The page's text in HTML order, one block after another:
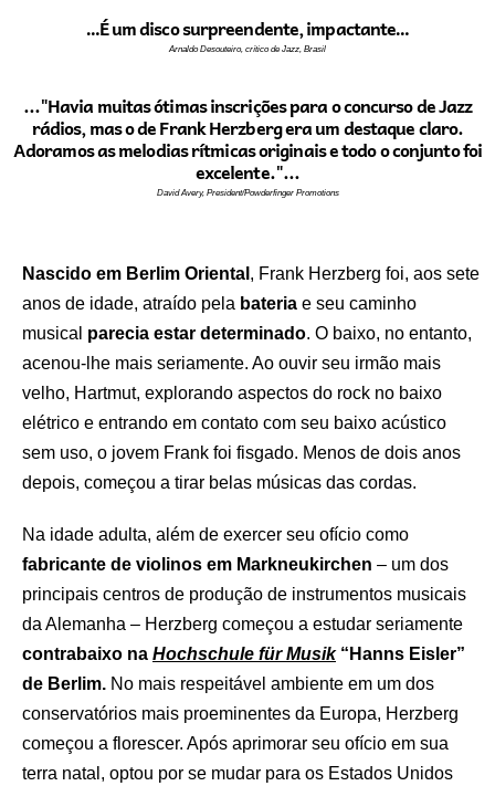
…É um disco surpreendente, impactante…
Arnaldo Desouteiro, crítico de Jazz, Brasil
..."Havia muitas ótimas inscrições para o concurso de Jazz
rádios, mas o de Frank Herzberg era um destaque claro.
Adoramos as melodias rítmicas originais e todo o conjunto foi
excelente."...
David Avery, President/Powderfinger Promotions
Nascido em Berlim Oriental , Frank Herzberg foi, aos sete
anos de idade, atraído pela bateria e seu caminho
musical parecia estar determinado. O baixo, no entanto,
acenou-lhe mais seriamente. Ao ouvir seu irmão mais
velho, Hartmut, explorando aspectos do rock no baixo
elétrico e entrando em contato com seu baixo acústico
sem uso, o jovem Frank foi fisgado. Menos de dois anos
depois, começou a tirar belas músicas das cordas.
Na idade adulta, além de exercer seu ofício como
fabricante de violinos em Markneukirchen – um dos
principais centros de produção de instrumentos musicais
da Alemanha – Herzberg começou a estudar seriamente
contrabaixo na Hochschule für Musik“Hanns Eisler”
de Berlim. No mais respeitável ambiente em um dos
conservatórios mais proeminentes da Europa, Herzberg
começou a florescer. Após aprimorar seu ofício em sua
terra natal, optou por se mudar para os Estados Unidos